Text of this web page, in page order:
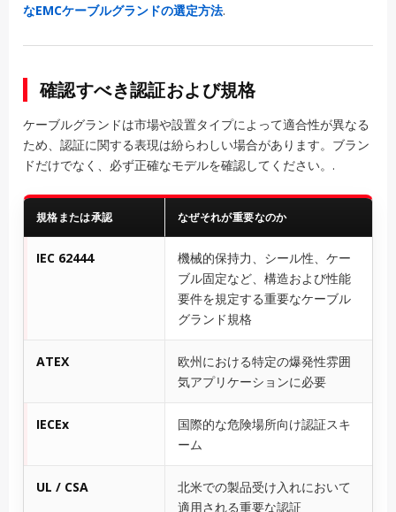
なEMCケーブルグランドの選定方法.
確認すべき認証および規格
ケーブルグランドは市場や設置タイプによって適合性が異なる
ため、認証に関する表現は紛らわしい場合があります。ブラン
ドだけでなく、必ず正確なモデルを確認してください。.
規格または承認 なぜそれが重要なのか
IEC 62444
機械的保持力、シール性、ケー
ブル固定など、構造および性能
要件を規定する重要なケーブル
グランド規格
ATEX
欧州における特定の爆発性雰囲
気アプリケーションに必要
IECEx
国際的な危険場所向け認証スキ
ーム
UL / CSA
北米での製品受け入れにおいて
適用される重要な認証